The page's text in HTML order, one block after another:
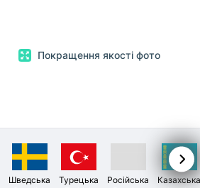
Покращення якості фото
Шведська
Турецька
Російська
Казахська